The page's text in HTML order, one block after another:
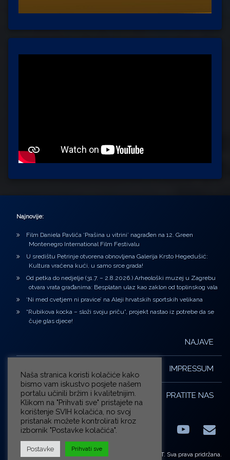
Najnovije:
Film Daniela Pavlića ‘Prašina u vitrini’ nagrađen na 12. Green
Montenegro International Film Festivalu
U središtu Petrinje otvorena obnovljena Galerija Krsto Hegedušić:
Kultura vraćena kući, u samo srce grada!
Od petka do nedjelje (31.7. – 2.8.2026.) Arheološki muzej u Zagrebu
otvara vrata građanima: Besplatan ulaz kao zaklon od toplinskog vala
‘Ni med cvetjem ni pravice’ na Aleji hrvatskih sportskih velikana
“Rubikova kocka – složi svoju priču”, projekt nastao iz potrebe da se
čuje glas djece!
NAJAVE
IMPRESSUM
PRATITE NAS
FacebookLinkedIn E-
© ZG-KULT. Sva prava pridržana.
Naša stranica koristi kolačiće kako
bismo vam iskustvo posjete našem
portalu učinili bržim i kvalitetnijim.
Klikom na "Prihvati sve" pristajete na
korištenje SVIH kolačića, no svoj
pristanak možete kontrolirati kroz
izbornik "Postavke kolačića".
Postavke Prihvati sve